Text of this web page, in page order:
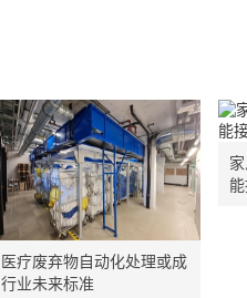
医疗废弃物自动化处理或成
行业未来标准